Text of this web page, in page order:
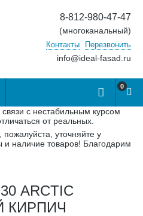
8-812-980-47-47
(многоканальный)
Контакты Перезвонить
info@ideal-fasad.ru
0
с нестабильным курсом
от реальных.
уточняйте у
наличие товаров! Благодарим
ARCTIC
КИРПИЧ